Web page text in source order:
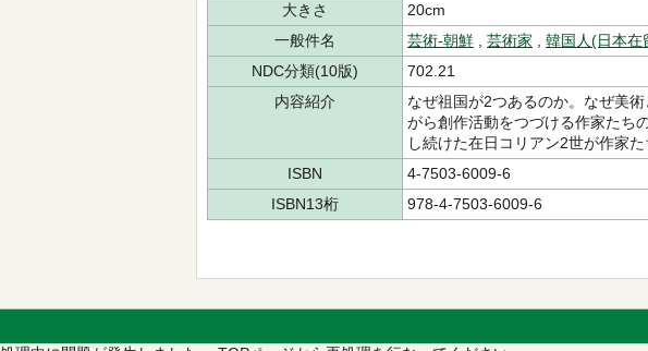
大きさ
20cm
一般件名
芸術-朝鮮 芸術家 韓国人(日本在
NDC分類(10版)
702.21
内容紹介
なぜ祖国が2つあるのか。なぜ美
がら創作活動をつづける作家たち
し続けた在日コリアン2世が作家
ISBN
4-7503-6009-6
ISBN13桁
978-4-7503-6009-6